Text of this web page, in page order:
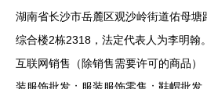
湖南省长沙市岳麓区观沙岭街道佑母
综合楼2栋2318，法定代表人为李明翰
互联网销售（除销售需要许可的商品）